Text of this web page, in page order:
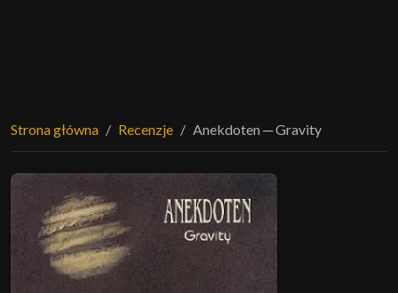
Strona główna Recenzje Anekdoten ─ Gravity